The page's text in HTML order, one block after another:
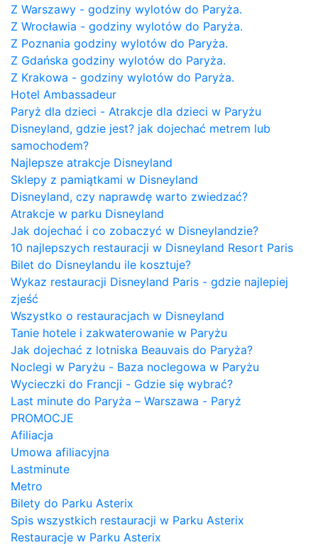
Z Warszawy - godziny wylotów do Paryża.
Z Wrocławia - godziny wylotów do Paryża.
Z Poznania godziny wylotów do Paryża.
Z Gdańska godziny wylotów do Paryża.
Z Krakowa - godziny wylotów do Paryża.
Hotel Ambassadeur
Paryż dla dzieci - Atrakcje dla dzieci w Paryżu
Disneyland, gdzie jest? jak dojechać metrem lub
samochodem?
Najlepsze atrakcje Disneyland
Sklepy z pamiątkami w Disneyland
Disneyland, czy naprawdę warto zwiedzać?
Atrakcje w parku Disneyland
Jak dojechać i co zobaczyć w Disneylandzie?
10 najlepszych restauracji w Disneyland Resort Paris
Bilet do Disneylandu ile kosztuje?
Wykaz restauracji Disneyland Paris - gdzie najlepiej
zjeść
Wszystko o restauracjach w Disneyland
Tanie hotele i zakwaterowanie w Paryżu
Jak dojechać z lotniska Beauvais do Paryża?
Noclegi w Paryżu - Baza noclegowa w Paryżu
Wycieczki do Francji - Gdzie się wybrać?
Last minute do Paryża – Warszawa - Paryż
PROMOCJE
Afiliacja
Umowa afiliacyjna
Lastminute
Metro
Bilety do Parku Asterix
Spis wszystkich restauracji w Parku Asterix
Restauracje w Parku Asterix